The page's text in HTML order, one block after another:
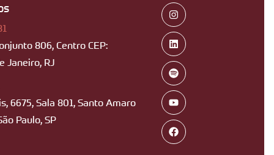
806, Centro CEP:
Janeiro, RJ
6675, Sala 801, Santo Amaro
Paulo, SP